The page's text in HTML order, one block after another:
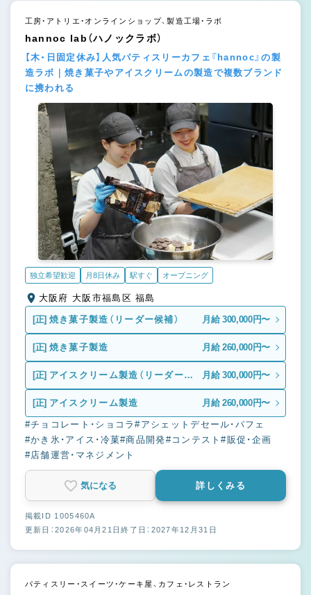
工房・アトリエ・オンラインショップ、製造工場・ラボ
hannoc lab（ハノックラボ）
【木・日固定休み】人気パティスリーカフェ『hannoc』の製
造ラボ｜焼き菓子やアイスクリームの製造で複数ブランド
に携われる
独立希望歓迎 月8日休み 駅すぐ オープニング
大阪府 大阪市福島区 福島
[正] 焼き菓子製造（リーダー候補） 月給 300,000円〜
[正] 焼き菓子製造 月給 260,000円〜
[正] アイスクリーム製造（リーダー候
補）
月給 300,000円〜
[正] アイスクリーム製造 月給 260,000円〜
#チョコレート・ショコラ#アシェットデセール・パフェ
#かき氷・アイス・冷菓#商品開発#コンテスト#販促・企画
#店舗運営・マネジメント
気になる 詳しくみる
掲載ID 1005460A
更新日：2026年04月21日終了日：2027年12月31日
パティスリー・スイーツ・ケーキ屋、カフェ・レストラン